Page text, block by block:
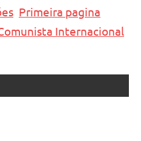
Primeira pagina
Internacional